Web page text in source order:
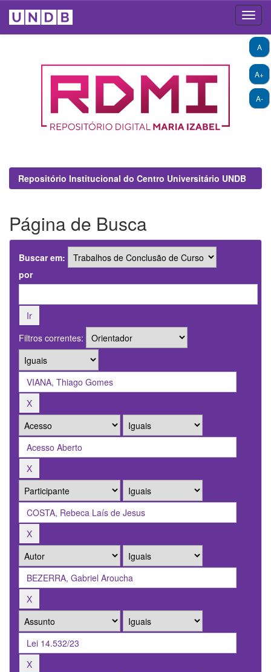
A+
A-
A
Repositório Institucional do Centro Universitário UNDB
Página de Busca
Buscar em:
por
Filtros correntes: